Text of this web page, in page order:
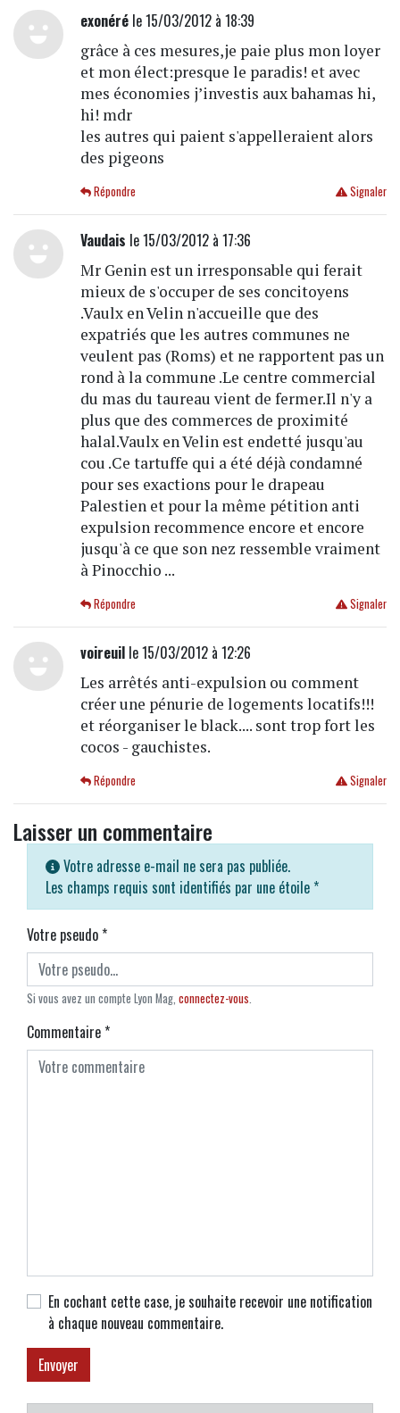
exonéréle 15/03/2012 à 18:39
grâce à ces mesures,je paie plus mon loyer
et mon élect:presque le paradis! et avec
mes économies j’investis aux bahamas hi,
hi! mdr
les autres qui paient s'appelleraient alors
des pigeons
Signaler
Répondre
Vaudais le 15/03/2012 à 17:36
Mr Genin est un irresponsable qui ferait
mieux de s'occuper de ses concitoyens
.Vaulx en Velin n'accueille que des
expatriés que les autres communes ne
veulent pas (Roms) et ne rapportent pas un
rond à la commune .Le centre commercial
du mas du taureau vient de fermer.Il n'y a
plus que des commerces de proximité
halal.Vaulx en Velin est endetté jusqu'au
cou .Ce tartuffe qui a été déjà condamné
pour ses exactions pour le drapeau
Palestien et pour la même pétition anti
expulsion recommence encore et encore
jusqu'à ce que son nez ressemble vraiment
à Pinocchio ...
Signaler
Répondre
voireuille 15/03/2012 à 12:26
Les arrêtés anti-expulsion ou comment
créer une pénurie de logements locatifs!!!
et réorganiser le black.... sont trop fort les
cocos - gauchistes.
Signaler
Répondre
Laisser un commentaire
Votre adresse e-mail ne sera pas publiée.
Les champs requis sont identifiés par une étoile *
Votre pseudo*
Si vous avez un compte Lyon Mag, connectez-vous
Commentaire*
En cochant cette case, je souhaite recevoir une notification
à chaque nouveau commentaire.